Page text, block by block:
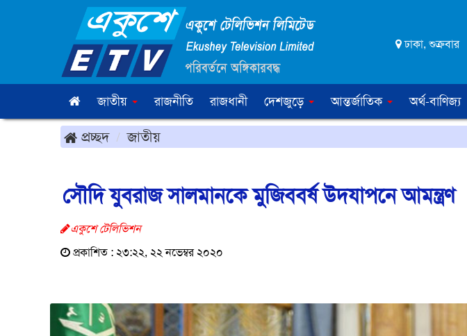
ঢাকা,
জাতীয় রাজনীতি রাজধানী দেশজুড়ে আন্তর্জাতিক অর্থ-বাণিজ্য
প্রচ্ছদ জাতীয়
সৌদি যুবরাজ সালমানকে মুজিববর্ষ উদযাপনে আমন্ত্রণ
একুশে টেলিভিশন
প্রকাশিত : ২৩:২২, ২২ নভেম্বর ২০২০